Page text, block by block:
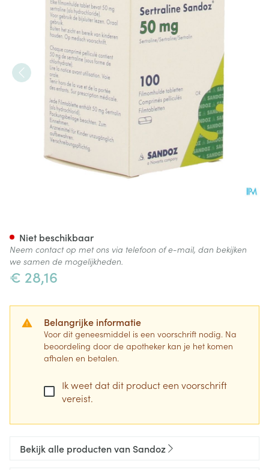
€ 28,16
Belangrijke informatie
Voor dit geneesmiddel is een voorschrift nodig. Na
beoordeling door de apotheker kan je het komen
afhalen en betalen.
Ik weet dat dit product een voorschrift
vereist.
Niet beschikbaar
Neem contact op met ons via telefoon of e-mail, dan bekijken
we samen de mogelijkheden.
Bekijk alle producten van Sandoz